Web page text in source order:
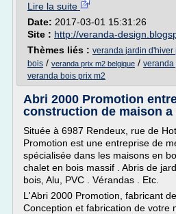
Lire la suite
Date: 2017-03-01 15:31:26
Site : http://veranda-
Thèmes liés : veranda jardin d'hiver
bois / veranda prix m2 belgique / veranda
veranda bois prix m2
Abri 2000 Promotion
construction de maison a
Située à 6987 Rendeux, rue de
Promotion est une entreprise de
spécialisée dans les maisons en
chalet en bois massif . Abris de
bois, Alu, PVC . Vérandas . Etc.
L'Abri 2000 Promotion, fabricant
Conception et fabrication de votre